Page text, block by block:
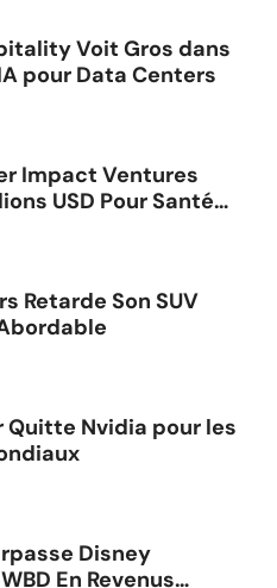
Voit Gros dans
pour Data Centers
Impact Ventures
USD Pour Santé
Retarde Son SUV
Quitte Nvidia pour les
Disney
En Revenus